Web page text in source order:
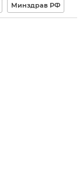
Минздрав РФ